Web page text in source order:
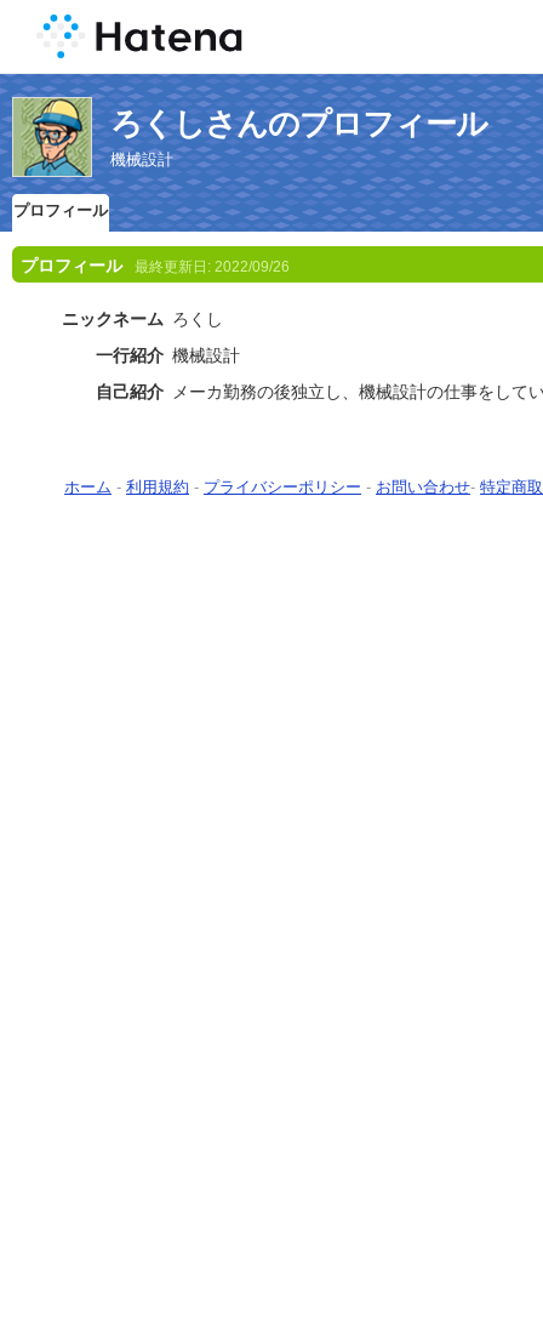
ろくしさんのプロフィール
機械設計
プロフィール
プロフィール 最終更新日: 2022/09/26
ニックネーム ろくし
一行紹介 機械設計
自己紹介 メーカ勤務の後独立し、機械設計の仕事をして
ホーム - 利用規約 - プライバシーポリシー - お問い合わせ- 特定商